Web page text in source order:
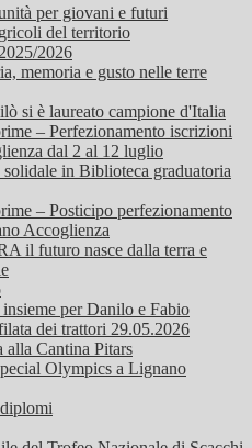
per giovani e futuri
del territorio
2026
memoria e gusto nelle terre
si è laureato campione d'Italia
– Perfezionamento iscrizioni
dal 2 al 12 luglio
in Biblioteca graduatoria
– Posticipo perfezionamento
Accoglienza
il futuro nasce dalla terra e
insieme per Danilo e Fabio
dei trattori 29.05.2026
alla Cantina Pitars
Olympics a Lignano